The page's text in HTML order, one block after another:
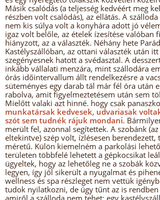
Másik csalódás (a teljesség kedvéért meg
részben volt csalódás), az ellátás. A
nem kis súlya volt a konyhára adott jó
igaz volt belőle, az ételek ízesítése valóban
hiányzott, az a választék. Néhány hete
Kastélyszállóban, az ottani választék után
szegényesnek hatott a svédasztal. A
inkább vállalati menzára, mint szállodára
órás időintervallum állt rendelkezésre a
süteményes egy darab tál már fél óra után
rabolva, amit figyelmeztetésem után sem
Mielőtt valaki azt hinné. hogy csak
munkatársak kedvesek, udvariasak
szót sem tudnék rájuk mondani.
merült fel, azonnal segítettek. A szobánk
eltekintve) szép volt, ízlésesen berendezett,
méretű. Külön kiemelném a parkolási
területen többfelé lehetett a gépkocsikat
ügyeltek, hogy az lehetőleg ne a szobák
legyen, így jól sikerült a nyugalmat és
wellness és spa részleget nem vettük
tudok nyilatkozni, de úgy tűnt az is rendben
amiről a szálloda nem tehet: egy